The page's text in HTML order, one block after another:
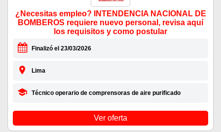
¿Necesitas empleo? INTENDENCIA NACIONAL DE
BOMBEROS requiere nuevo personal, revisa aquí
los requisitos y como postular
Finalizó el 23/03/2026
Lima
Técnico operario de comprensoras de aire purificado
Ver oferta